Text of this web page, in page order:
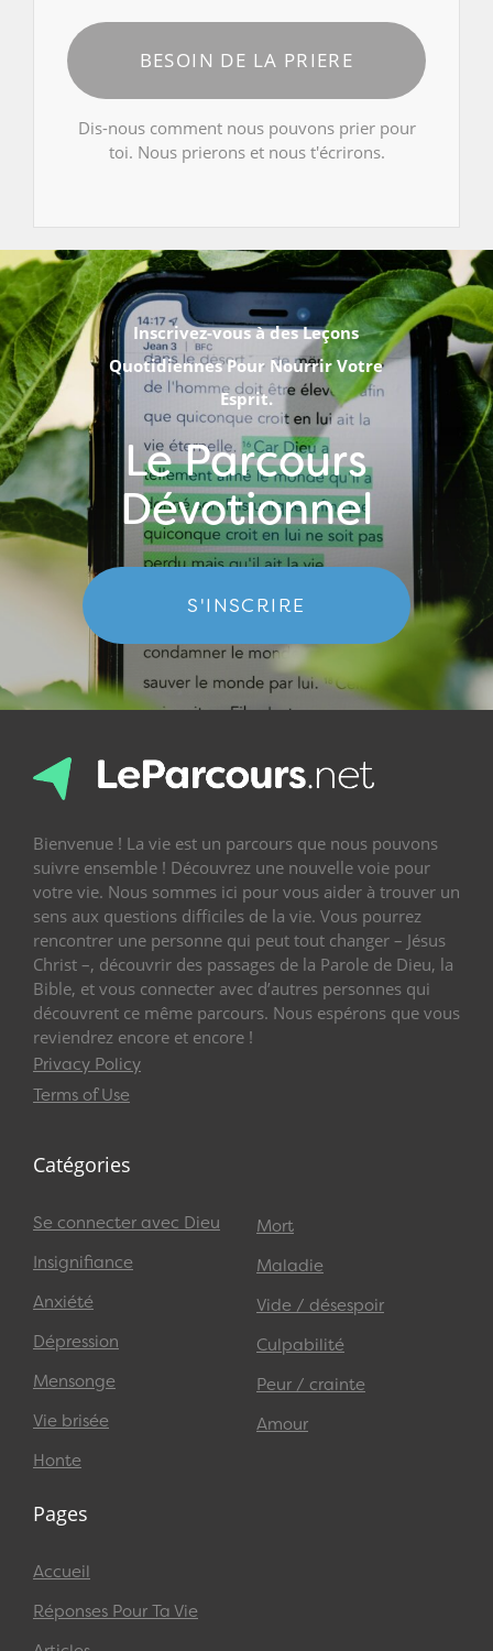
BESOIN DE LA PRIERE
Dis-nous comment nous pouvons prier pour
toi. Nous prierons et nous t'écrirons.
Inscrivez-vous à des Leçons
Quotidiennes Pour Nourrir Votre
Esprit.
Le Parcours
Dévotionnel
S'INSCRIRE
Bienvenue ! La vie est un parcours que nous pouvons
suivre ensemble ! Découvrez une nouvelle voie pour
votre vie. Nous sommes ici pour vous aider à trouver un
sens aux questions difficiles de la vie. Vous pourrez
rencontrer une personne qui peut tout changer – Jésus
Christ –, découvrir des passages de la Parole de Dieu, la
Bible, et vous connecter avec d’autres personnes qui
découvrent ce même parcours. Nous espérons que vous
reviendrez encore et encore !
Privacy Policy
Terms of Use
Catégories
Se connecter avec Dieu
Insignifiance
Anxiété
Dépression
Mensonge
Vie brisée
Honte
Mort
Maladie
Vide / désespoir
Culpabilité
Peur / crainte
Amour
Pages
Accueil
Réponses Pour Ta Vie